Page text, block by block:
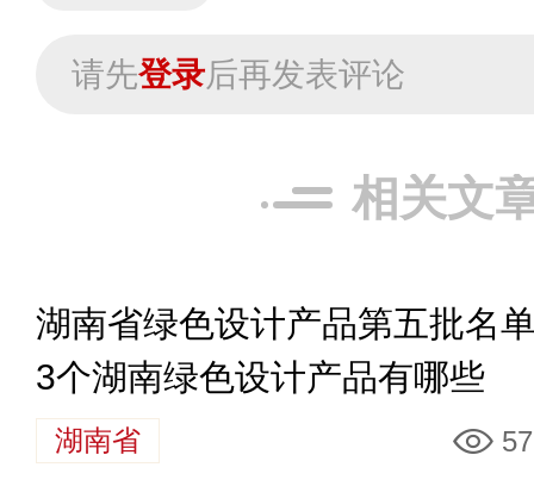
请先登录后再发表评论
相关文
湖南省绿色设计产品第五批名
3个湖南绿色设计产品有哪些
湖南省